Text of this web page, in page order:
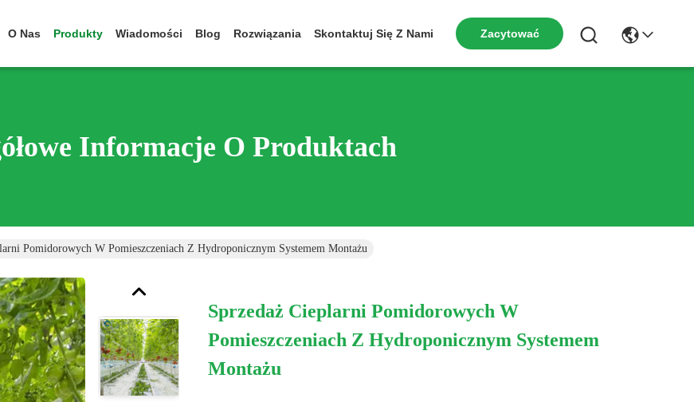
O Nas Produkty Wiadomości Blog Rozwiązania Skontaktuj Się Z Nami Zacytować
Informacje O Produktach
Pomidorowych W Pomieszczeniach Z Hydroponicznym Systemem Montażu
Sprzedaż Cieplarni Pomidorowych W
Pomieszczeniach Z Hydroponicznym Systemem
Montażu